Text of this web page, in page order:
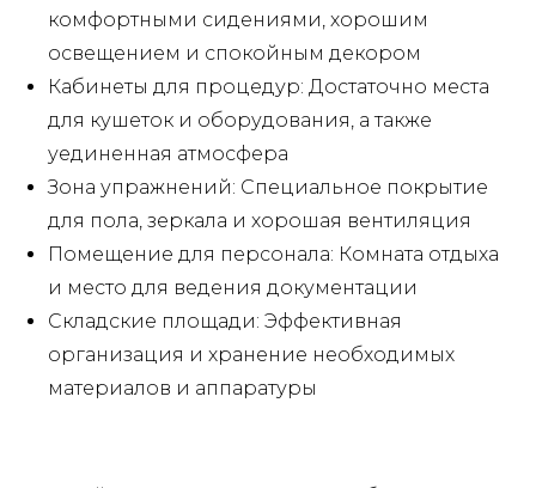
комфортными сидениями, хорошим
освещением и спокойным декором
Кабинеты для процедур: Достаточно места
для кушеток и оборудования, а также
уединенная атмосфера
Зона упражнений: Специальное покрытие
для пола, зеркала и хорошая вентиляция
Помещение для персонала: Комната отдыха
и место для ведения документации
Складские площади: Эффективная
организация и хранение необходимых
материалов и аппаратуры